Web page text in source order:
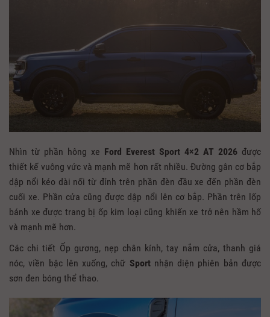
Nhìn từ phần hông xe Ford Everest Sport 4×2 AT 2026 được
thiết kế vuông vức và mạnh mẽ hơn rất nhiều. Đường gân cơ bắp
dập nổi kéo dài nối từ đỉnh trên phần đèn đầu xe đến phần đèn
cuối xe. Phần cửa cũng được dập nổi lên cơ bắp. Phần trên lốp
bánh xe được trang bị ốp kim loại cũng khiến xe trở nên hầm hố
và mạnh mẽ hơn.
Các chi tiết Ốp gương, nẹp chân kính, tay nắm cửa, thanh giá
nóc, viền bậc lên xuống, chữ Sportnhận diện phiên bản được
sơn đen bóng thể thao.